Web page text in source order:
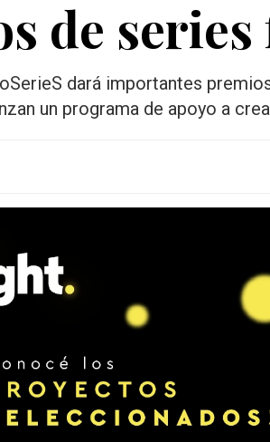
de
dará importantes
un programa de apoyo a